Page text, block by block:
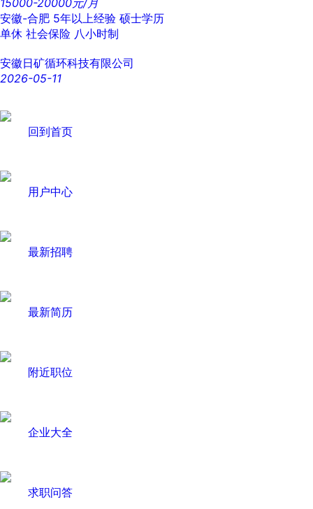
15000-20000元/月
安徽-合肥 5年以上经验 硕士学历
单休 社会保险 八小时制
安徽日矿循环科技有限公司
2026-05-11
回到首页
用户中心
最新招聘
最新简历
附近职位
企业大全
求职问答